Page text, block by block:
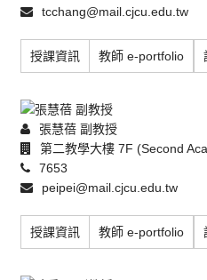
tcchang@mail.cjcu.edu.tw
授課資訊 教師 e-portfolio
張慧蓓 副教授
第二教學大樓 7F (Second
7653
peipei@mail.cjcu.edu.tw
授課資訊 教師 e-portfolio